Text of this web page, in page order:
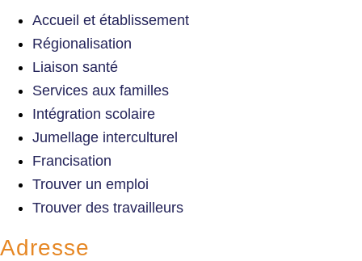
Accueil et établissement
Régionalisation
Liaison santé
Services aux familles
Intégration scolaire
Jumellage interculturel
Francisation
Trouver un emploi
Trouver des travailleurs
Adresse